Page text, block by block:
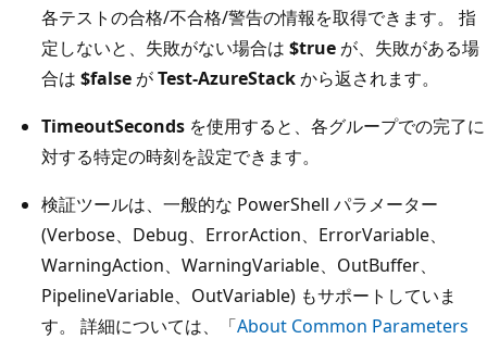
各テストの合格/不合格/警告の情報を取得できます。 指
定しないと、失敗がない場合は $true が、失敗がある場
合は $false がTest-AzureStackから返されます。
TimeoutSeconds を使用すると、各グループでの完了に
対する特定の時刻を設定できます。
検証ツールは、一般的な PowerShell パラメーター
(Verbose、Debug、ErrorAction、ErrorVariable、
WarningAction、WarningVariable、OutBuffer、
PipelineVariable、OutVariable) もサポートしていま
す。 詳細については、「About Common Parameters